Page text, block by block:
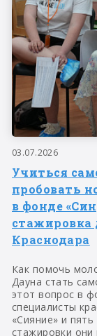
03.07.2026
Учиться
пробовать
в фонде
стажировка
Краснодара
Как помочь
Дауна стать
этот вопрос в
специалисты
«Сияние» и
стажировки они